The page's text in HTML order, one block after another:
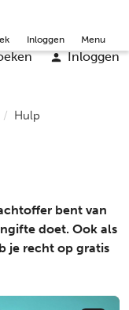
English
Inloggen
Inloggen Menu
Hulp
bent van
doet. Ook als
je recht op gratis